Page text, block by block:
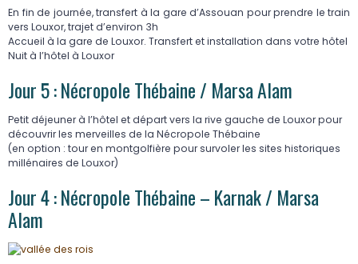
En fin de journée, transfert à la gare d’Assouan pour prendre le train
vers Louxor, trajet d’environ 3h
Accueil à la gare de Louxor. Transfert et installation dans votre hôtel
Nuit à l’hôtel à Louxor
Jour 5 : Nécropole Thébaine / Marsa Alam
Petit déjeuner à l’hôtel et départ vers la rive gauche de Louxor pour
découvrir les merveilles de la Nécropole Thébaine
(en option : tour en montgolfière pour survoler les sites historiques
millénaires de Louxor)
Jour 4 : Nécropole Thébaine – Karnak / Marsa
Alam